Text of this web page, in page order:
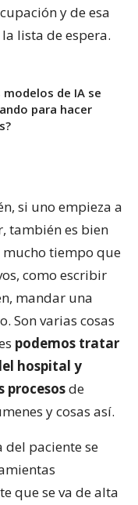
y de esa
lista de espera.
de IA se
para hacer
si uno empieza a
también es bien
tiempo que
como escribir
mandar una
Son varias cosas
podemos tratar
hospital y
procesosde
y cosas así.
del paciente se
que se va de alta